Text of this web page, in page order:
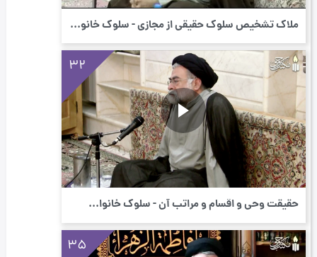
ملاک تشخیص سلوك حقیقی از مجازی - سلوک خانو...
32
حقیقت وحی و اقسام و مراتب آن - سلوک خانوا...
35